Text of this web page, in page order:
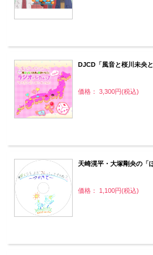
DJCD「風音と桜川未央
価格： 3,300円(税込)
天崎滉平・大塚剛央の「
価格： 1,100円(税込)